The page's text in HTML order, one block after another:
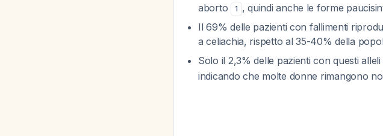
aborto
1 , quindi anche le forme
Il 69% delle pazienti con fallimenti
a celiachia, rispetto al 35-40% della
Solo il 2,3% delle pazienti con questi
indicando che molte donne rimangono